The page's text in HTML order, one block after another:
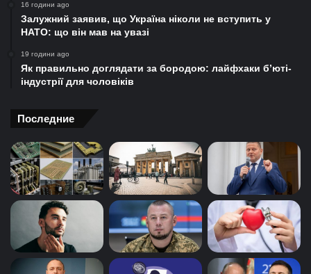
16 години ago
Залужний заявив, що Україна ніколи не вступить у
НАТО: що він мав на увазі
19 години ago
Як правильно доглядати за бородою: лайфхаки б’юті-
індустрії для чоловіків
Последние